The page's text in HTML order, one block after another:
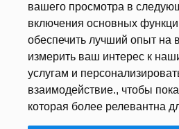
вашего просмотра в
включения основных
обеспечить лучший опыт на
измерить ваш интерес к
услугам и
взаимодействие., чтобы
которая более релевантна
Анкета
Калькулятор дат
Документи